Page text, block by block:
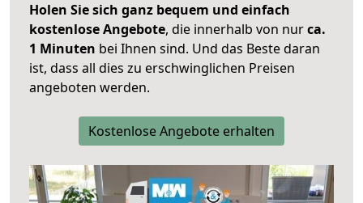
Holen Sie sich ganz bequem und einfach
kostenlose Angebote, die innerhalb von nurca.
1 Minuten bei Ihnen sind. Und das Beste daran
ist, dass all dies zu erschwinglichen Preisen
angeboten werden.
Kostenlose Angebote erhalten